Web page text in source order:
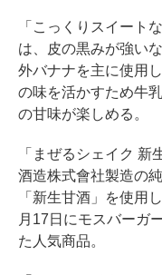
「こっくりスイート
は、皮の黒みが強い
外バナナを主に使用
の味を活かすため牛
の甘味が楽しめる。
「まぜるシェイク
酒造株式會社製造の
「新生甘酒」を使用
月17日にモスバーガ
た人気商品。